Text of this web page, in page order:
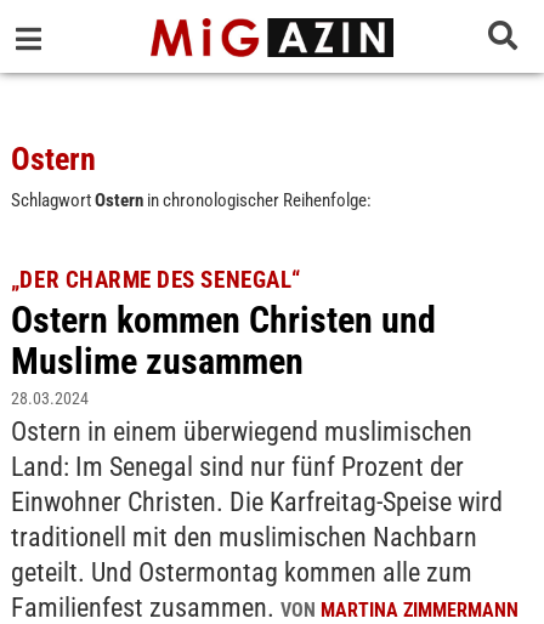
Ostern
SchlagwortOsternin chronologischer Reihenfolge:
„DER CHARME DES SENEGAL“
Ostern kommen Christen und
Muslime zusammen
28.03.2024
Ostern in einem überwiegend muslimischen
Land: Im Senegal sind nur fünf Prozent der
Einwohner Christen. Die Karfreitag-Speise wird
traditionell mit den muslimischen Nachbarn
geteilt. Und Ostermontag kommen alle zum
Familienfest zusammen. VON MARTINA ZIMMERMANN